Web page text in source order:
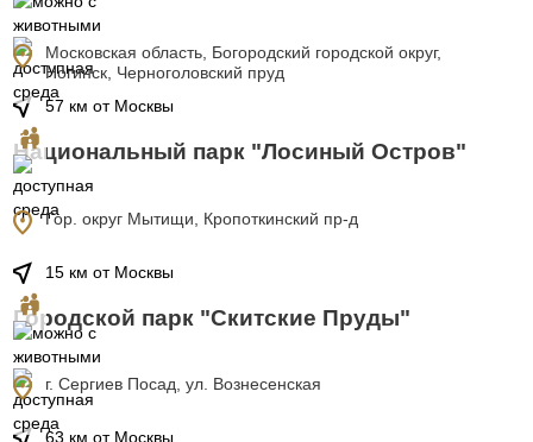
location_on Московская область, Богородский городской округ,
Ногинск, Черноголовский пруд
near_me 57 км от Москвы
Национальный парк "Лосиный Остров"
location_on Гор. округ Мытищи, Кропоткинский пр-д
near_me 15 км от Москвы
Городской парк "Скитские Пруды"
location_on г. Сергиев Посад, ул. Вознесенская
63 км от Москвы